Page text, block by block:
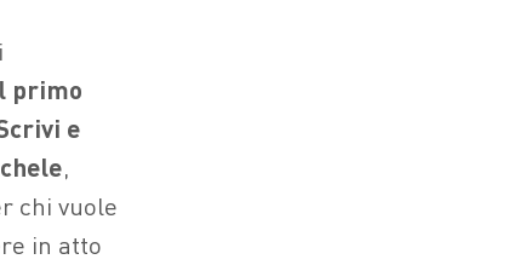
primo
e
,
chi vuole
in atto